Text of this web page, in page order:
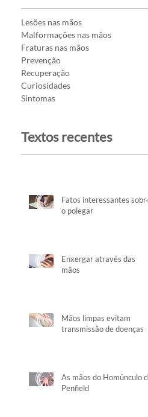
Lesões nas mãos
Malformações nas mãos
Fraturas nas mãos
Prevenção
Recuperação
Curiosidades
Sintomas
Textos recentes
Fatos interessantes sobre
o polegar
Enxergar através das
mãos
Mãos limpas evitam
transmissão de doenças
As mãos do Homúnculo de
Penfield